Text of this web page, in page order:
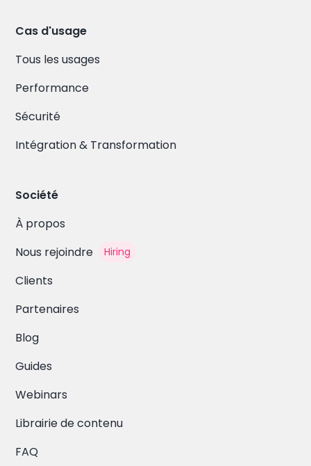
Cas d'usage
Tous les usages
Performance
Sécurité
Intégration & Transformation
Société
À propos
Nous rejoindre
Hiring
Clients
Partenaires
Blog
Guides
Webinars
Librairie de contenu
FAQ